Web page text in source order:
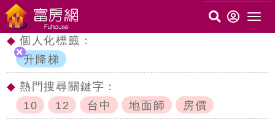
◆ 個人化標籤：
升降梯
◆ 熱門搜尋關鍵字：
10
12 台中 地面師 房價